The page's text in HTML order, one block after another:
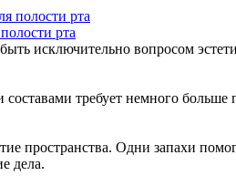
рта
исключительно вопросом
требует немного
пространства. Одни запахи
дела.